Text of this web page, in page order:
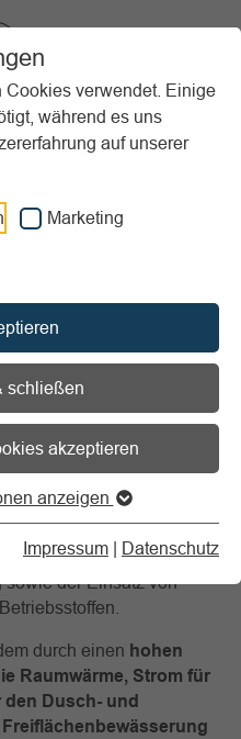
Cookies verwendet. Einige
während es uns
auf unserer
Marketing
schließen
akzeptieren
anzeigen
Impressum | Datenschutz
& Umwelt
Sportanlagen
öffnen
und
und der
einer sachgerechten
sowie der Einsatz von
durch einen hohen
Raumwärme, Strom für
Dusch- und